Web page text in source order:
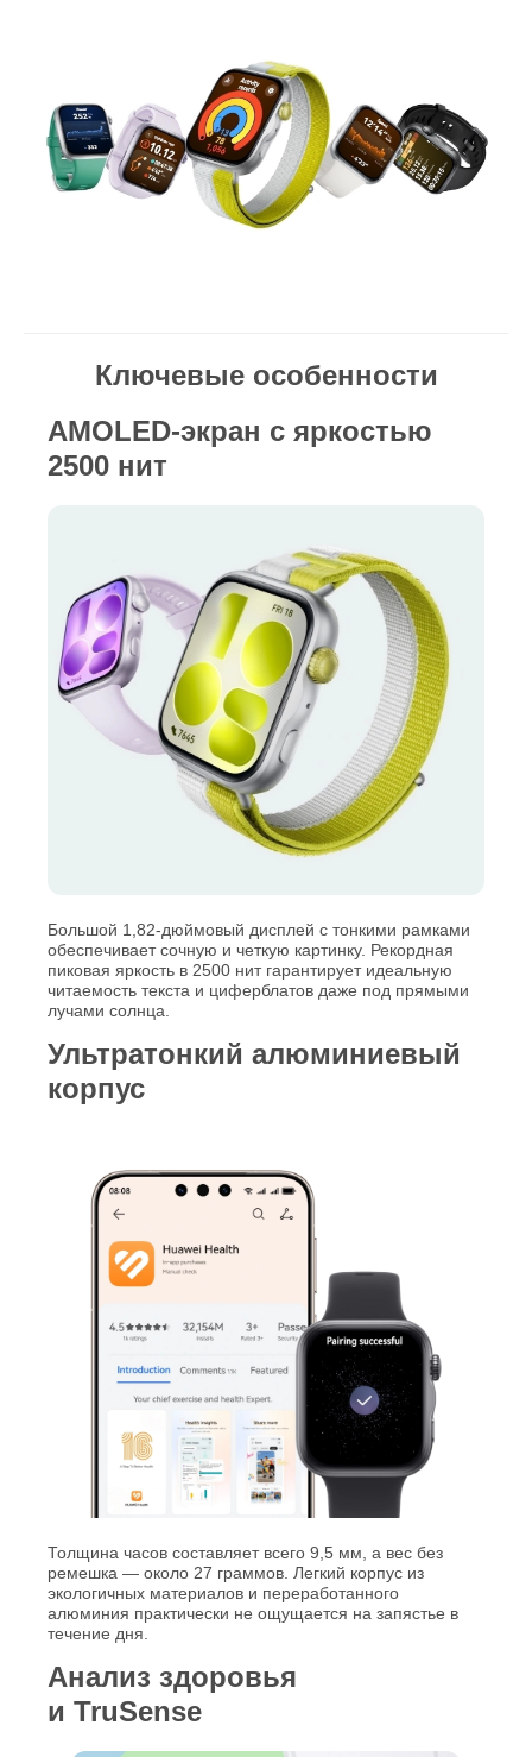
Ключевые особенности
AMOLED-экран с яркостью
2500 нит
Большой 1,82-дюймовый дисплей с тонкими рамками
обеспечивает сочную и четкую картинку. Рекордная
пиковая яркость в 2500 нит гарантирует идеальную
читаемость текста и циферблатов даже под прямыми
лучами солнца.
Ультратонкий алюминиевый
корпус
Толщина часов составляет всего 9,5 мм, а вес без
ремешка — около 27 граммов. Легкий корпус из
экологичных материалов и переработанного
алюминия практически не ощущается на запястье в
течение дня.
Анализ здоровья
и TruSense